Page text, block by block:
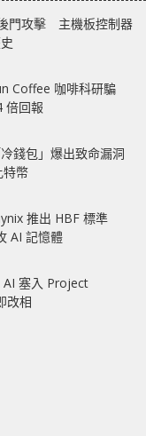
門攻擊 主機板控制器
Coffee 咖啡科研騙
回報
錢包」爆出致命漏洞
特幣
推出 HBF 標準
AI 記憶體
AI 塞入 Project
改相